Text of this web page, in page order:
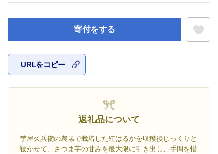
寄付をする
URLをコピー
返礼品について
芋屋久兵衛の農場で栽培した紅はるかを収穫後じっくりと
寝かせて、さつま芋の甘みを最大限に引き出し、手間を惜